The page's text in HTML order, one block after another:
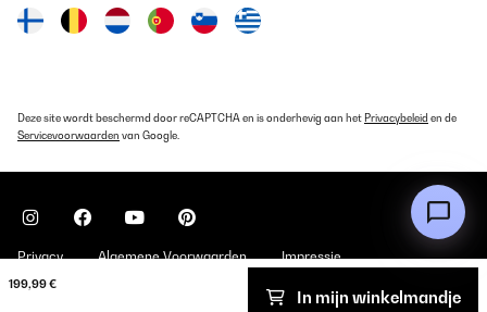
199,99 €
In mijn winkelmandje
Deze site wordt beschermd door reCAPTCHA en is onderhevig aan het Privacybeleid en de
Servicevoorwaarden van Google.
Privacy Algemene Voorwaarden Impressie
Copyright © 2026 Klarstein. All rights reserved